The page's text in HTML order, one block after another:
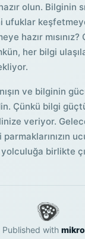
olun. Bilginin
ufuklar
hazır
her bilgi
ve bilginin
Çünkü bilgi
veriyor.
birlikte
Published with